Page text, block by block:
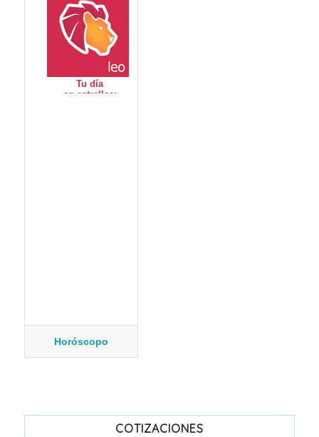
Horóscopo
COTIZACIONES